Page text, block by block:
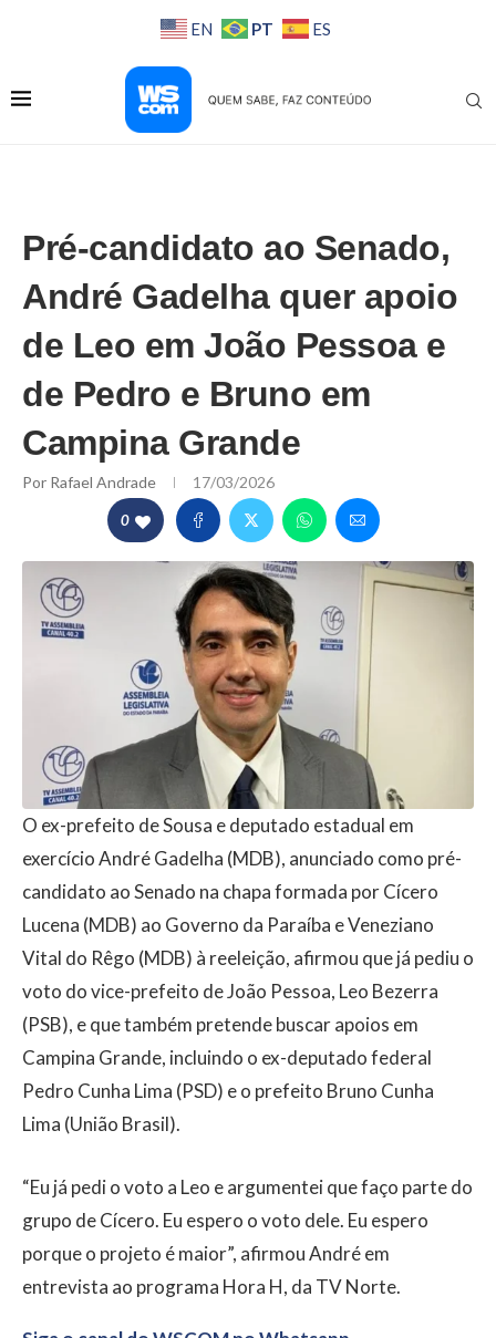
EN PT ES
Pré-candidato ao Senado,
André Gadelha quer apoio
de Leo em João Pessoa e
de Pedro e Bruno em
Campina Grande
Por Rafael Andrade 17/03/2026
0
O ex-prefeito de Sousa e deputado estadual em
exercício André Gadelha (MDB), anunciado como pré-
candidato ao Senado na chapa formada por Cícero
Lucena (MDB) ao Governo da Paraíba e Veneziano
Vital do Rêgo (MDB) à reeleição, afirmou que já pediu o
voto do vice-prefeito de João Pessoa, Leo Bezerra
(PSB), e que também pretende buscar apoios em
Campina Grande, incluindo o ex-deputado federal
Pedro Cunha Lima (PSD) e o prefeito Bruno Cunha
Lima (União Brasil).
“Eu já pedi o voto a Leo e argumentei que faço parte do
grupo de Cícero. Eu espero o voto dele. Eu espero
porque o projeto é maior”, afirmou André em
entrevista ao programa Hora H, da TV Norte.